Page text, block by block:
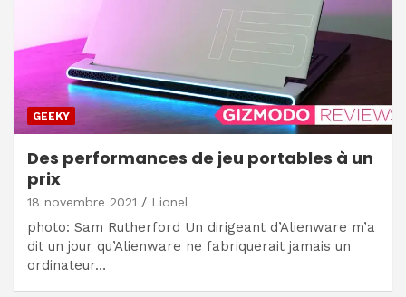
GEEKY
Des performances de jeu portables à un
prix
18 novembre 2021 Lionel
photo: Sam Rutherford Un dirigeant d’Alienware m’a
dit un jour qu’Alienware ne fabriquerait jamais un
ordinateur…